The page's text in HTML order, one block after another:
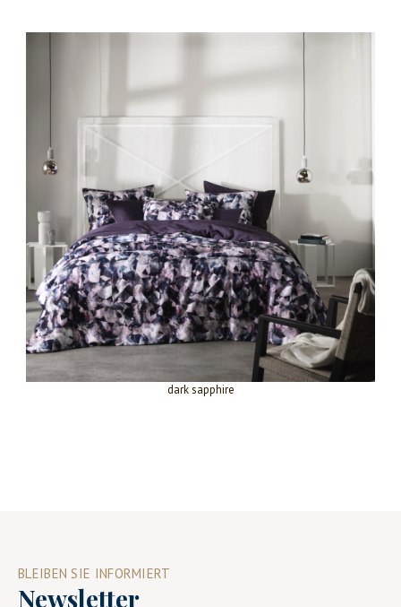
dark sapphire
BLEIBEN SIE INFORMIERT
Newsletter